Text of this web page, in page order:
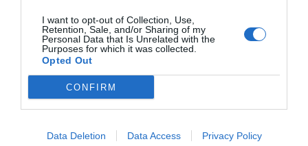
I want to opt-out of Collection, Use,
Retention, Sale, and/or Sharing of my
Personal Data that Is Unrelated with the
Purposes for which it was collected.
Opted Out
CONFIRM
Data Deletion Data Access Privacy Policy